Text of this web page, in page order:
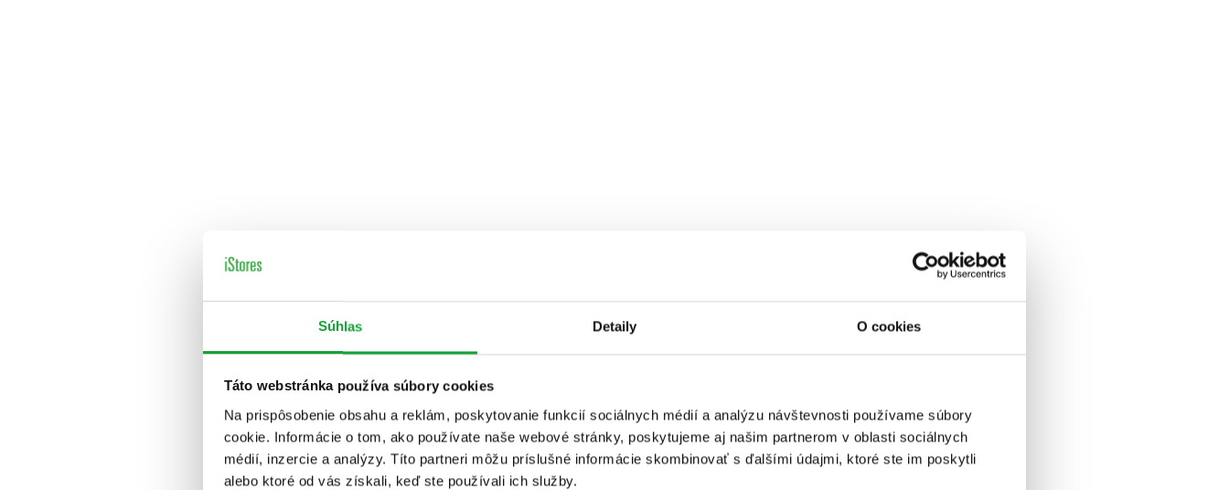
Súhlas Detaily O cookies
Táto webstránka používa súbory cookies
Na prispôsobenie obsahu a reklám, poskytovanie funkcií sociálnych médií a analýzu návštevnosti používame súbory
cookie. Informácie o tom, ako používate naše webové stránky, poskytujeme aj našim partnerom v oblasti sociálnych
médií, inzercie a analýzy. Títo partneri môžu príslušné informácie skombinovať s ďalšími údajmi, ktoré ste im poskytli
alebo ktoré od vás získali, keď ste používali ich služby.